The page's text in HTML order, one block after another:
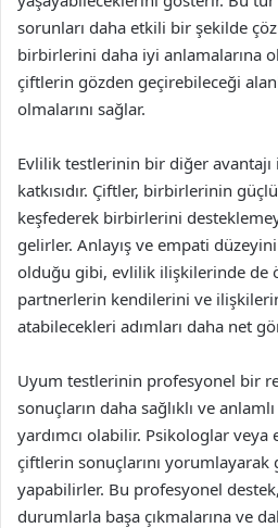
sorunları daha etkili bir şekilde
birbirlerini daha iyi anlamalarına
çiftlerin gözden geçirebileceği
olmalarını sağlar.
Evlilik testlerinin bir diğer
katkısıdır. Çiftler, birbirlerinin
keşfederek birbirlerini
gelirler. Anlayış ve empati
olduğu gibi, evlilik ilişkilerinde de
partnerlerin kendilerini ve
atabilecekleri adımları daha net
Uyum testlerinin profesyonel bir
sonuçların daha sağlıklı ve
yardımcı olabilir. Psikologlar veya
çiftlerin sonuçlarını
yapabilirler. Bu profesyonel
durumlarla başa çıkmalarına ve